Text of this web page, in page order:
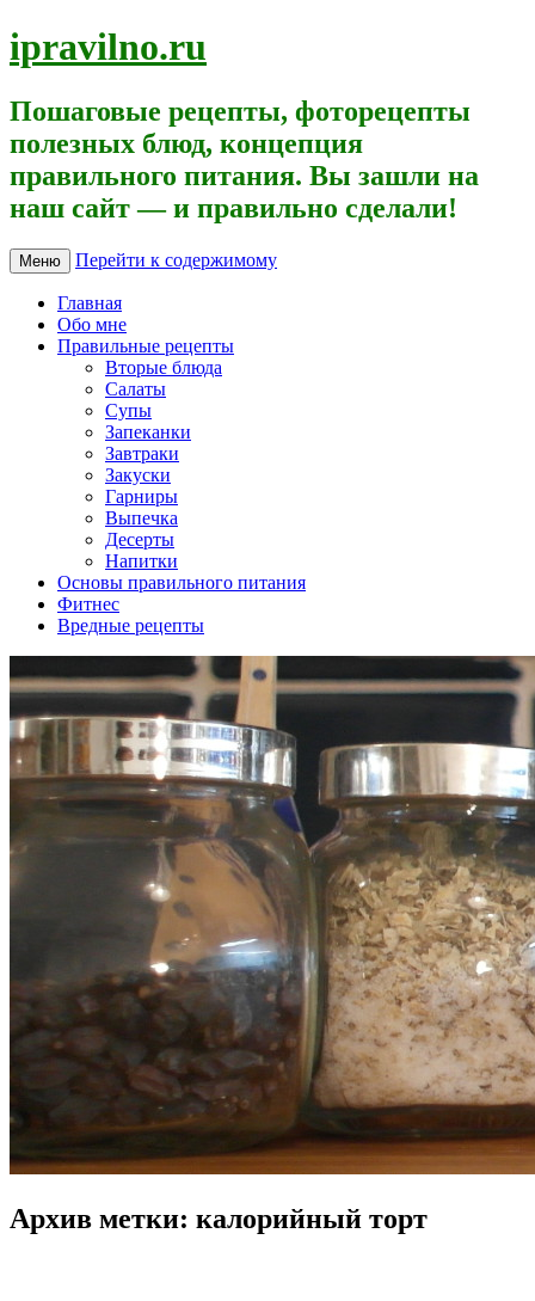
ipravilno.ru
Пошаговые рецепты, фоторецепты
полезных блюд, концепция
правильного питания. Вы зашли на
наш сайт — и правильно сделали!
Меню Перейти к содержимому
Главная
Обо мне
Правильные рецепты
Вторые блюда
Салаты
Супы
Запеканки
Завтраки
Закуски
Гарниры
Выпечка
Десерты
Напитки
Основы правильного питания
Фитнес
Вредные рецепты
Архив метки: калорийный торт